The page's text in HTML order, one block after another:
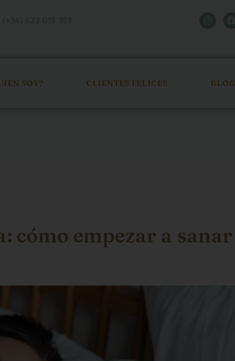
SOY? CLIENTES FELICES BLOG
cómo empezar a sanar